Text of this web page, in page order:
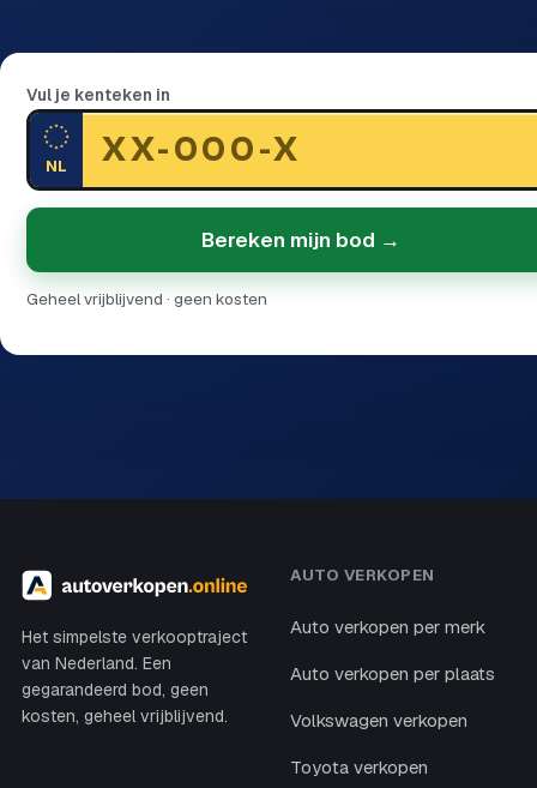
Vul je kenteken in
NL
Bereken mijn bod →
Geheel vrijblijvend · geen kosten
Het simpelste verkooptraject
van Nederland. Een
gegarandeerd bod, geen
kosten, geheel vrijblijvend.
AUTO VERKOPEN
Auto verkopen per merk
Auto verkopen per plaats
Volkswagen verkopen
Toyota verkopen